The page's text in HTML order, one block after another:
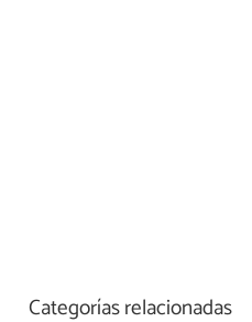
Categorías relacionadas